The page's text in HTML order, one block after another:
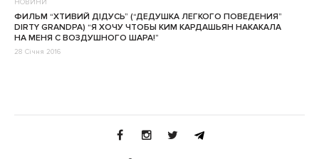
НОВИНИ
ФИЛЬМ “ХТИВИЙ ДIДУСЬ” (“ДЕДУШКА ЛЕГКОГО ПОВЕДЕНИЯ”
DIRTY GRANDPA) “Я ХОЧУ ЧТОБЫ КИМ КАРДАШЬЯН НАКАКАЛА
НА МЕНЯ С ВОЗДУШНОГО ШАРА!”
28 Січня 2016